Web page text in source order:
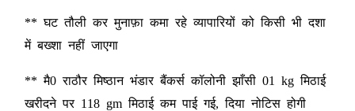
** घट तौली कर मुनाफ़ा कमा रहे व्यापारियों को किसी भी दशा
में बख्शा नहीं जाएगा
** मै0 राठौर मिष्ठान भंडार बैंकर्स कॉलोनी झाँसी 01 kg मिठाई
खरीदने पर 118 gm मिठाई कम पाई गई, दिया नोटिस होगी